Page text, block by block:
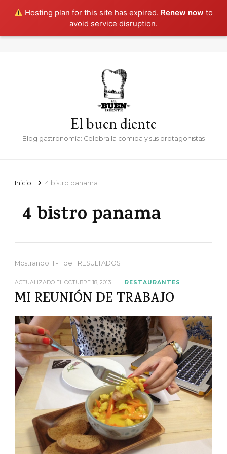
Hosting plan for this site has expired. Renew now to
avoid service disruption.
El buen diente
Blog gastronomía: Celebra la comida y sus protagonistas
Inicio 4 bistro panama
4 bistro panama
Mostrando: 1 - 1 de 1 RESULTADOS
ACTUALIZADO EL OCTUBRE 18, 2013 RESTAURANTES
MI REUNIÓN DE TRABAJO